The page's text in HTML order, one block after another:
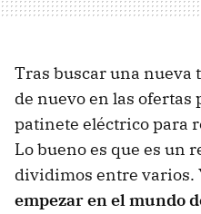
Tras buscar una nueva
de nuevo en las ofertas
patinete eléctrico para
Lo bueno es que es un
dividimos entre varios.
empezar en el mundo